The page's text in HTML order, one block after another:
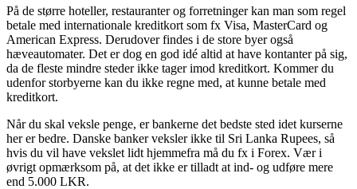
På de større hoteller, restauranter og forretninger kan man som regel
betale med internationale kreditkort som fx Visa, MasterCard og
American Express. Derudover findes i de store byer også
hæveautomater. Det er dog en god idé altid at have kontanter på sig,
da de fleste mindre steder ikke tager imod kreditkort. Kommer du
udenfor storbyerne kan du ikke regne med, at kunne betale med
kreditkort.
Når du skal veksle penge, er bankerne det bedste sted idet kurserne
her er bedre. Danske banker veksler ikke til Sri Lanka Rupees, så
hvis du vil have vekslet lidt hjemmefra må du fx i Forex. Vær i
øvrigt opmærksom på, at det ikke er tilladt at ind- og udføre mere
end 5.000 LKR.